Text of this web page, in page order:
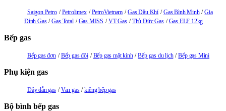
Saigon Petro Petrolimex PetroVietnam Gas Dầu Khí Gas Bình Minh
Gia
Đình Gas
Gas Total Gas MISS VT Gas Thủ Đức Gas Gas ELF 12kg
Bếp gas
Bếp gas đơn Bếp gas đôi Bếp gas mặt kính Bếp gas du lịch Bếp gas Mini
Phụ kiện gas
Dây dẫn gas Van gas kiềng bếp gas
Bộ bình bếp gas